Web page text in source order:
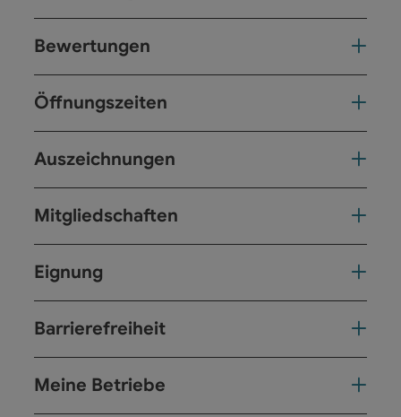
Bewertungen
Öffnungszeiten
Auszeichnungen
Mitgliedschaften
Eignung
Barrierefreiheit
Meine Betriebe